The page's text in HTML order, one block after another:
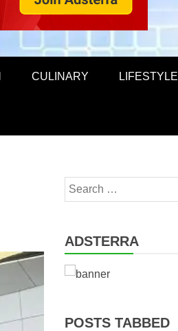
CULINARY LIFESTYLE
Search
for:
ADSTERRA
POSTS TABBED